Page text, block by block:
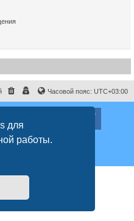
для
работы.
Часовой пояс: UTC+03:00
phpBB Limited